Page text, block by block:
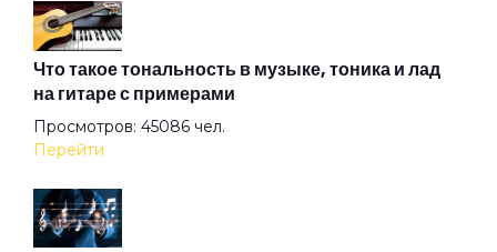
Дела людей
День как день
Детка
Что такое тональность в музыке, тоника и лад
на гитаре с примерами
Просмотров: 45086 чел.
Перейти